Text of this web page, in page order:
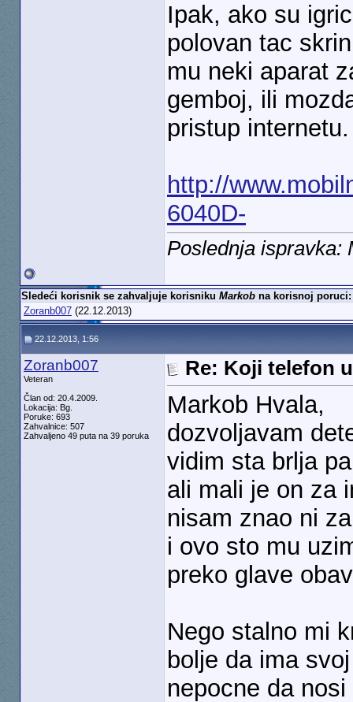
Ipak, ako su
polovan tac
mu neki aparat
gemboj, ili
pristup internetu.
http://
6040D-
Poslednja ispravka:
Sledeći korisnik se zahvaljuje korisniku Markobna korisnoj poruci:
Zoranb007(22.12.2013)
22.12.2013, 1:56
Zoranb007
Veteran
Član od: 20.4.2009.
Lokacija: Bg.
Poruke: 693
Zahvalnice: 507
Zahvaljeno 49 puta na 39 poruka
Re: Koji telefon
Markob Hvala,
dozvoljavam
vidim sta brlja
ali mali je on za
nisam znao ni
i ovo sto mu
preko glave
Nego stalno mi
bolje da ima
nepocne da